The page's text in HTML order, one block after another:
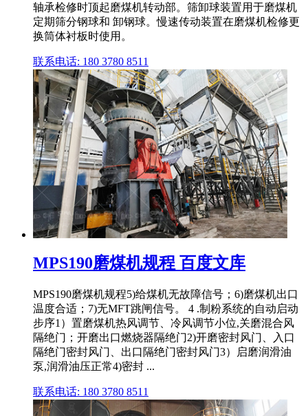
轴承检修时顶起磨煤机转动部。筛卸球装置用于磨煤机
定期筛分钢球和 卸钢球。慢速传动装置在磨煤机检修更
换筒体衬板时使用。
联系电话: 180 3780 8511
MPS190磨煤机规程 百度文库
MPS190磨煤机规程5)给煤机无故障信号；6)磨煤机出口
温度合适；7)无MFT跳闸信号。 4 .制粉系统的自动启动
步序1）置磨煤机热风调节、冷风调节小位,关磨混合风
隔绝门；开磨出口燃烧器隔绝门2)开磨密封风门、入口
隔绝门密封风门、出口隔绝门密封风门3）启磨润滑油
泵,润滑油压正常4)密封 ...
联系电话: 180 3780 8511